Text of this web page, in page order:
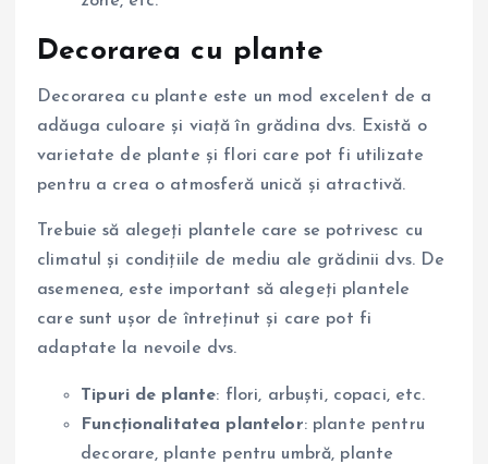
Decorarea cu plante
Decorarea cu plante este un mod excelent de a
adăuga culoare și viață în grădina dvs. Există o
varietate de plante și flori care pot fi utilizate
pentru a crea o atmosferă unică și atractivă.
Trebuie să alegeți plantele care se potrivesc cu
climatul și condițiile de mediu ale grădinii dvs. De
asemenea, este important să alegeți plantele
care sunt ușor de întreținut și care pot fi
adaptate la nevoile dvs.
Tipuri de plante: flori, arbuști, copaci, etc.
Funcționalitatea plantelor: plante pentru
decorare, plante pentru umbră, plante